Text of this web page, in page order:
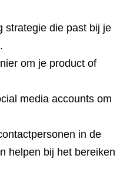
strategie die past bij je
om je product of
media accounts om
in de
helpen bij het bereiken